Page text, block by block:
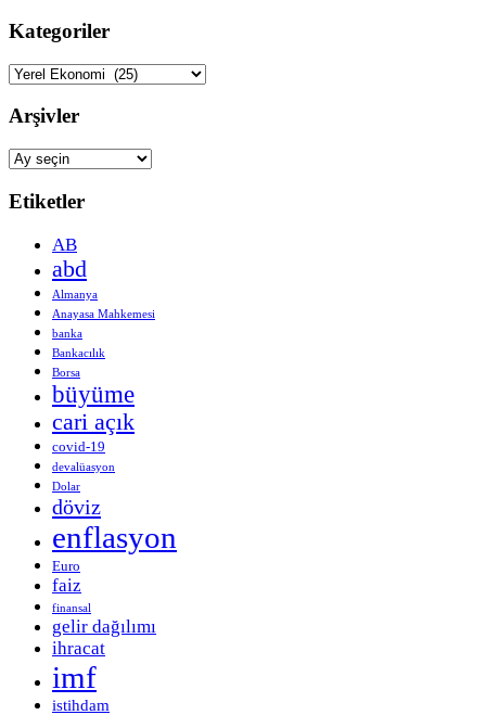
Kategoriler
Kategoriler
Arşivler
Arşivler
Etiketler
AB
abd
Almanya
Anayasa Mahkemesi
banka
Bankacılık
Borsa
büyüme
cari açık
covid-19
devalüasyon
Dolar
döviz
enflasyon
Euro
faiz
finansal
gelir dağılımı
ihracat
imf
istihdam